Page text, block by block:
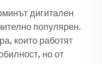
дигитален
популярен.
които работят
но от